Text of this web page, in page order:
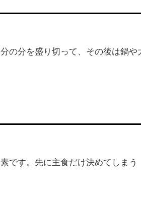
の分を盛り切って、その後は鍋や
です。先に主食だけ決めてしまう